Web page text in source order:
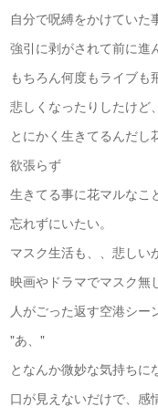
自分で呪縛をかけていた
強引に剥がされて前に進
もちろん何度もライブ
悲しくなったりしたけど、
とにかく生きてるんだし
欲張らず
生きてる事に花マルなこ
忘れずにいたい。
マスク生活も、、悲しい
映画やドラマでマスク無
人がごった返す空港シー
"あ、"
となんか微妙な気持ちに
口が見えないだけで、感